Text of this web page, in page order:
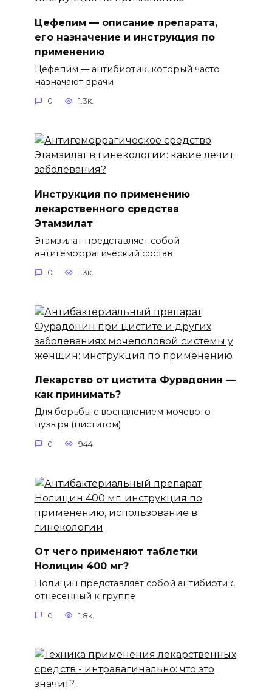
Цефепим — описание препарата,
его назначение и инструкция по
применению
Цефепим — антибиотик, который часто
назначают врачи
0 1.3к.
Инструкция по применению
лекарственного средства
Этамзилат
Этамзилат представляет собой
антигеморрагический состав
0 1.3к.
Лекарство от цистита Фурадонин —
как принимать?
Для борьбы с воспалением мочевого
пузыря (циститом)
0 944
От чего применяют таблетки
Нолицин 400 мг?
Нолицин представляет собой антибиотик,
отнесенный к группе
0 1.8к.